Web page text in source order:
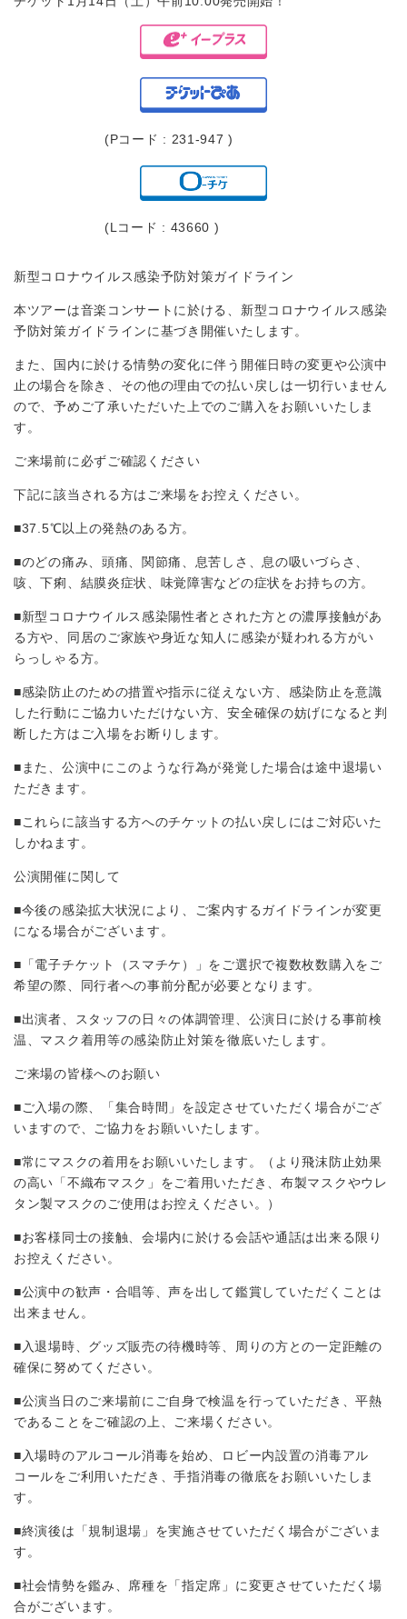
(Pコード : 231-947 )
(Lコード : 43660 )
新型コロナウイルス感染予防対策ガイドライン
本ツアーは音楽コンサートに於ける、新型コロナウイルス感染
予防対策ガイドラインに基づき開催いたします。
また、国内に於ける情勢の変化に伴う開催日時の変更や公演中
止の場合を除き、その他の理由での払い戻しは一切行いません
ので、予めご了承いただいた上でのご購入をお願いいたしま
す。
ご来場前に必ずご確認ください
下記に該当される方はご来場をお控えください。
■37.5℃以上の発熱のある方。
■のどの痛み、頭痛、関節痛、息苦しさ、息の吸いづらさ、
咳、下痢、結膜炎症状、味覚障害などの症状をお持ちの方。
■新型コロナウイルス感染陽性者とされた方との濃厚接触があ
る方や、同居のご家族や身近な知人に感染が疑われる方がい
らっしゃる方。
■感染防止のための措置や指示に従えない方、感染防止を意識
した行動にご協力いただけない方、安全確保の妨げになると判
断した方はご入場をお断りします。
■また、公演中にこのような行為が発覚した場合は途中退場い
ただきます。
■これらに該当する方へのチケットの払い戻しにはご対応いた
しかねます。
公演開催に関して
■今後の感染拡大状況により、ご案内するガイドラインが変更
になる場合がございます。
■「電子チケット（スマチケ）」をご選択で複数枚数購入をご
希望の際、同行者への事前分配が必要となります。
■出演者、スタッフの日々の体調管理、公演日に於ける事前検
温、マスク着用等の感染防止対策を徹底いたします。
ご来場の皆様へのお願い
■ご入場の際、「集合時間」を設定させていただく場合がござ
いますので、ご協力をお願いいたします。
■常にマスクの着用をお願いいたします。（より飛沫防止効果
の高い「不織布マスク」をご着用いただき、布製マスクやウレ
タン製マスクのご使用はお控えください。）
■お客様同士の接触、会場内に於ける会話や通話は出来る限り
お控えください。
■公演中の歓声・合唱等、声を出して鑑賞していただくことは
出来ません。
■入退場時、グッズ販売の待機時等、周りの方との一定距離の
確保に努めてください。
■公演当日のご来場前にご自身で検温を行っていただき、平熱
であることをご確認の上、ご来場ください。
■入場時のアルコール消毒を始め、ロビー内設置の消毒アル
コールをご利用いただき、手指消毒の徹底をお願いいたしま
す。
■終演後は「規制退場」を実施させていただく場合がございま
す。
■社会情勢を鑑み、席種を「指定席」に変更させていただく場
合がございます。